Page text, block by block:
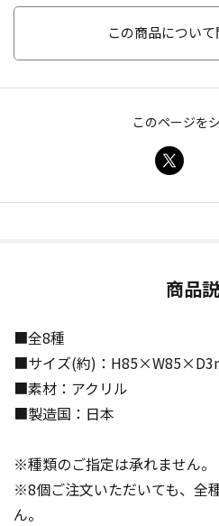
この商品につい
このページを
商品
■全8種
■サイズ(約)：
■素材：アクリル
■製造国：日本
※種類のご指定は承れません。
※8個ご注文いただいても、全
ん。